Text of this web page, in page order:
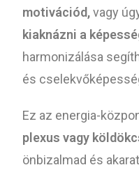
motivációd,vagy
kiaknázni a
harmonizálása
és
Ez az energia-
plexus vagy
önbizalmad és